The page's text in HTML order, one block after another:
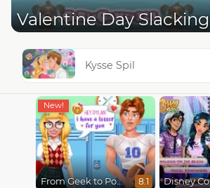
Valentine Day Slacking
Kysse Spil
From Geek to Popular Girl 8.1